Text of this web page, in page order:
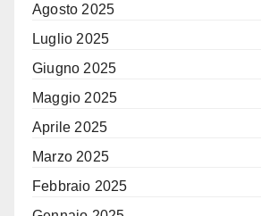
Agosto 2025
Luglio 2025
Giugno 2025
Maggio 2025
Aprile 2025
Marzo 2025
Febbraio 2025